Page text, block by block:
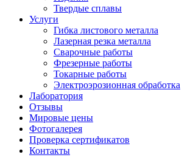
Твердые сплавы
Услуги
Гибка листового металла
Лазерная резка металла
Сварочные работы
Фрезерные работы
Токарные работы
Электроэрозионная обработка
Лаборатория
Отзывы
Мировые цены
Фотогалерея
Проверка сертификатов
Контакты